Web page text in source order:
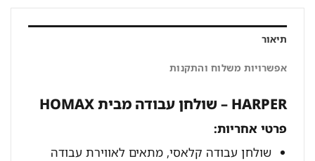
תיאור
אפשרויות משלוח והתקנות
HARPER – שולחן עבודה מבית HOMAX
פרטי אחריות:
שולחן עבודה קלאסי, מתאים לאווירת עבודה